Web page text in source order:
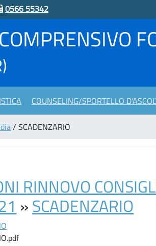
0566 55342
COUNSELING/SPORTELLO
/ SCADENZARIO
RINNOVO
»SCADENZARIO